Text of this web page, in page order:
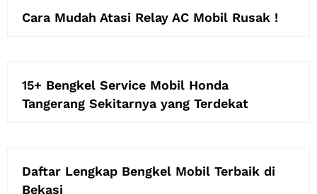
Cara Mudah Atasi Relay AC Mobil Rusak !
15+ Bengkel Service Mobil Honda
Tangerang Sekitarnya yang Terdekat
Daftar Lengkap Bengkel Mobil Terbaik di
Bekasi